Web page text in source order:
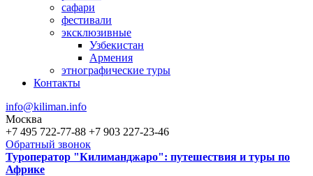
сафари
фестивали
эксклюзивные
Узбекистан
Армения
этнографические туры
Контакты
info@kiliman.info
Москва
+7 495 722-77-88 +7 903 227-23-46
Обратный звонок
Туроператор "Килиманджаро": путешествия и туры по
Африке